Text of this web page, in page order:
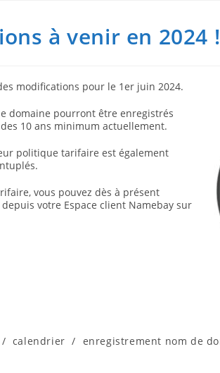
à venir en 2024 !
modifications pour le 1er juin 2024.
domaine pourront être enregistrés
10 ans minimum actuellement.
politique tarifaire est également
vous pouvez dès à présent
votre Espace client Namebay sur
/ calendrier / enregistrement nom de